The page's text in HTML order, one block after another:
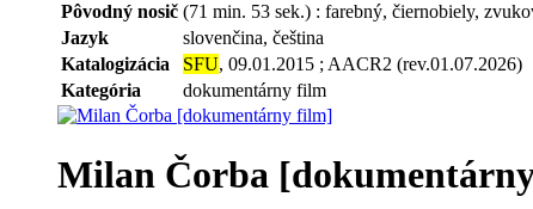
Pôvodný nosič (71 min. 53 sek.) : farebný, čiernobiely,
Jazyk
slovenčina, čeština
Katalogizácia
SFU, 09.01.2015 ; AACR2 (rev.01.07.2026)
Kategória
dokumentárny film
Milan Čorba